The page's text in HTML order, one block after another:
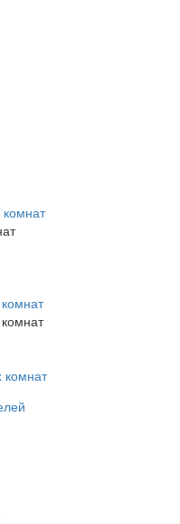
комнат